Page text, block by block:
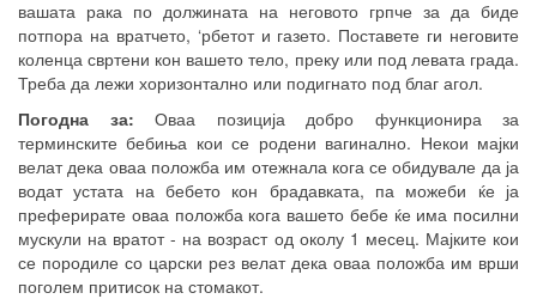
вашата рака по должината на неговото грпче за да биде
потпора на вратчето, ‘рбетот и газето. Поставете ги неговите
коленца свртени кон вашето тело, преку или под левата града.
Треба да лежи хоризонтално или подигнато под благ агол.
Погодна за: Оваа позиција добро функционира за
терминските бебиња кои се родени вагинално. Некои мајки
велат дека оваа положба им отежнала кога се обидувале да ја
водат устата на бебето кон брадавката, па можеби ќе ја
преферирате оваа положба кога вашето бебе ќе има посилни
мускули на вратот - на возраст од околу 1 месец. Мајките кои
се породиле со царски рез велат дека оваа положба им врши
поголем притисок на стомакот.